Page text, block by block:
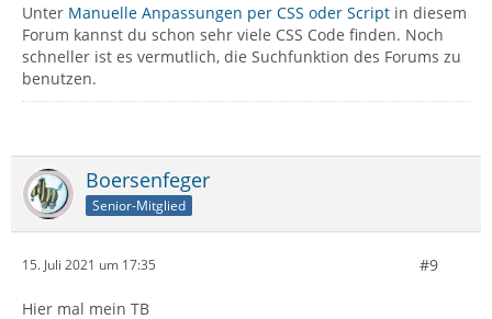
Unter Manuelle Anpassungen per CSS oder Script in diesem
Forum kannst du schon sehr viele CSS Code finden. Noch
schneller ist es vermutlich, die Suchfunktion des Forums zu
benutzen.
Boersenfeger
Senior-Mitglied
15. Juli 2021 um 17:35 #9
Hier mal mein TB